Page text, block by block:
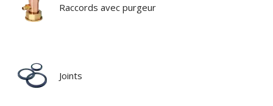
Raccords avec purgeur
Joints